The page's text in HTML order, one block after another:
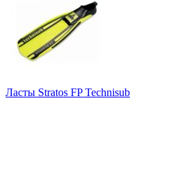
Ласты Stratos FP Technisub